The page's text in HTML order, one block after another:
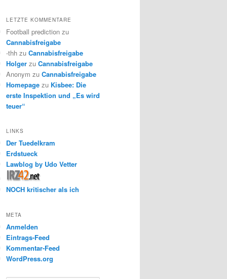
LETZTE KOMMENTARE
Football prediction zu
Cannabisfreigabe
-thh zu Cannabisfreigabe
Holger zu Cannabisfreigabe
Anonym zu Cannabisfreigabe
Homepage zu Kisbee: Die
erste Inspektion und „Es wird
teuer“
LINKS
Der Tuedelkram
Erdstueck
Lawblog by Udo Vetter
NOCH kritischer als ich
META
Anmelden
Eintrags-Feed
Kommentar-Feed
WordPress.org